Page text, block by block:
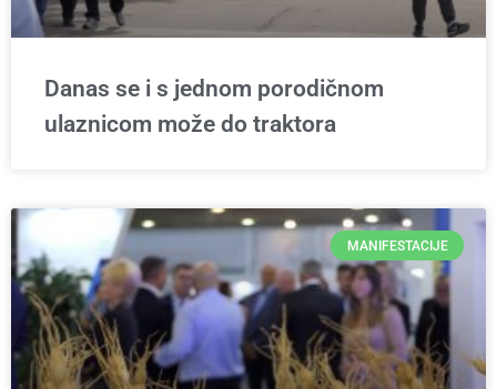
Danas se i s jednom porodičnom
ulaznicom može do traktora
MANIFESTACIJE